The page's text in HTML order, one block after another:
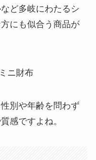
ど多岐にわたるシ
にも似合う商品が
別や年齢を問わず
感ですよね。